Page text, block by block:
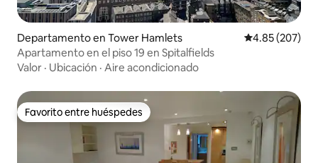
Departamento en Tower Hamlets Calificación
4.85 (207)
Apartamento en el piso 19 en Spitalfields
Valor · Ubicación · Aire acondicionado
Favorito entre huéspedes
Favorito entre huéspedes